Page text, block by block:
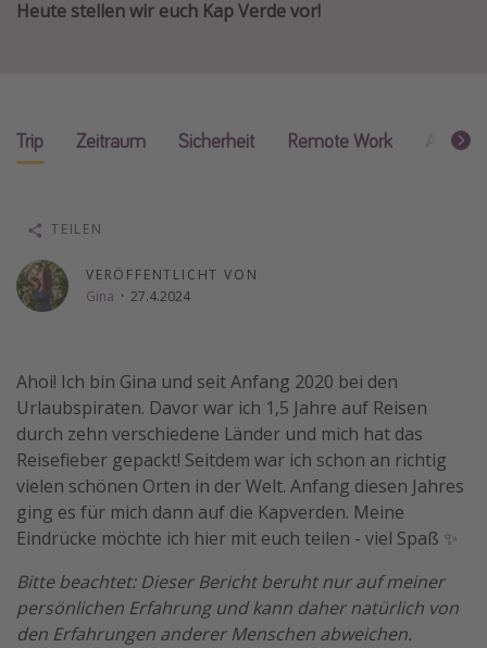
Silvesterreisen
Last Minute Urlaub Mallorca
Heute stellen wir euch Kap Verde vor!
Trip Zeitraum Sicherheit Remote Work
VERÖFFENTLICHT VON
Gina · 27.4.2024
TEILEN
Ahoi! Ich bin Gina und seit Anfang 2020 bei den
Urlaubspiraten. Davor war ich 1,5 Jahre auf Reisen
durch zehn verschiedene Länder und mich hat das
Reisefieber gepackt! Seitdem war ich schon an richtig
vielen schönen Orten in der Welt. Anfang diesen Jahres
ging es für mich dann auf die Kapverden. Meine
Eindrücke möchte ich hier mit euch teilen - viel Spaß ✨
Bitte beachtet: Dieser Bericht beruht nur auf meiner
persönlichen Erfahrung und kann daher natürlich von
den Erfahrungen anderer Menschen abweichen.